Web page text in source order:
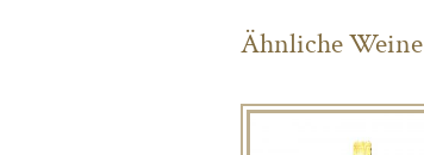
Ähnliche Weine